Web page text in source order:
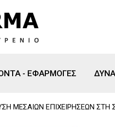
- ΕΦΑΡΜΟΓΕΣ
ΜΕΣΑΙΩΝ ΕΠΙΧΕΙΡΗΣΕΩΝ